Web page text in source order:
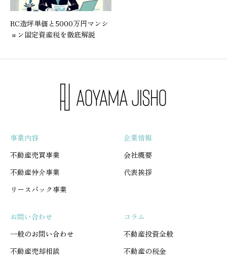
RC造坪単価と5000万円マンシ
ョン固定資産税を徹底解説
事業内容
不動産売買事業
不動産仲介事業
リースバック事業
企業情報
会社概要
代表挨拶
お問い合わせ
一般のお問い合わせ
不動産売却相談
コラム
不動産投資全般
不動産の税金